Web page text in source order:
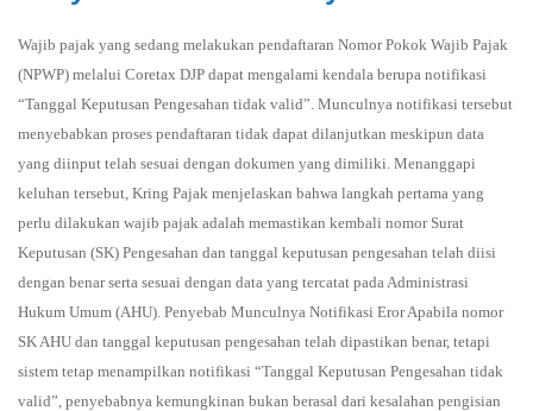
Wajib pajak yang sedang melakukan pendaftaran Nomor Pokok Wajib Pajak
(NPWP) melalui Coretax DJP dapat mengalami kendala berupa notifikasi
“Tanggal Keputusan Pengesahan tidak valid”. Munculnya notifikasi tersebut
menyebabkan proses pendaftaran tidak dapat dilanjutkan meskipun data
yang diinput telah sesuai dengan dokumen yang dimiliki. Menanggapi
keluhan tersebut, Kring Pajak menjelaskan bahwa langkah pertama yang
perlu dilakukan wajib pajak adalah memastikan kembali nomor Surat
Keputusan (SK) Pengesahan dan tanggal keputusan pengesahan telah diisi
dengan benar serta sesuai dengan data yang tercatat pada Administrasi
Hukum Umum (AHU). Penyebab Munculnya Notifikasi Eror Apabila nomor
SK AHU dan tanggal keputusan pengesahan telah dipastikan benar, tetapi
sistem tetap menampilkan notifikasi “Tanggal Keputusan Pengesahan tidak
valid”, penyebabnya kemungkinan bukan berasal dari kesalahan pengisian